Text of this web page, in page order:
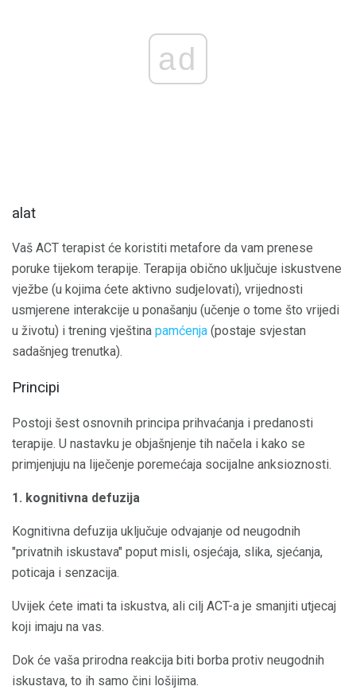
ad
alat
Vaš ACT terapist će koristiti metafore da vam prenese
poruke tijekom terapije. Terapija obično uključuje iskustvene
vježbe (u kojima ćete aktivno sudjelovati), vrijednosti
usmjerene interakcije u ponašanju (učenje o tome što vrijedi
u životu) i trening vještina pamćenja (postaje svjestan
sadašnjeg trenutka).
Principi
Postoji šest osnovnih principa prihvaćanja i predanosti
terapije. U nastavku je objašnjenje tih načela i kako se
primjenjuju na liječenje poremećaja socijalne anksioznosti.
1. kognitivna defuzija
Kognitivna defuzija uključuje odvajanje od neugodnih
"privatnih iskustava" poput misli, osjećaja, slika, sjećanja,
poticaja i senzacija.
Uvijek ćete imati ta iskustva, ali cilj ACT-a je smanjiti utjecaj
koji imaju na vas.
Dok će vaša prirodna reakcija biti borba protiv neugodnih
iskustava, to ih samo čini lošijima.